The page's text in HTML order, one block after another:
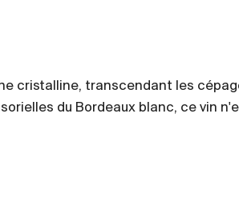
cristalline, transcendant les
du Bordeaux blanc, ce vin